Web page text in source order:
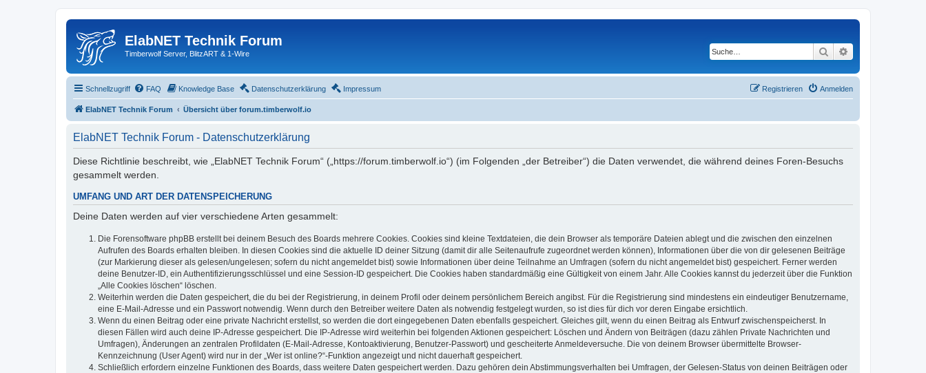
ElabNET Technik Forum
Timberwolf Server, BlitzART & 1-Wire Suche
Schnellzugriff FAQ Knowledge Base Datenschutzerklärung Impressum Anmelden
Registrieren
ElabNET Technik Forum Übersicht über forum.timberwolf.io
ElabNET Technik Forum - Datenschutzerklärung
Diese Richtlinie beschreibt, wie „ElabNET Technik Forum“ („https://forum.timberwolf.io“) (im Folgenden „der Betreiber“) die Daten verwendet, die während deines Foren-Besuchs
gesammelt werden.
UMFANG UND ART DER DATENSPEICHERUNG
Deine Daten werden auf vier verschiedene Arten gesammelt:
Die Forensoftware phpBB erstellt bei deinem Besuch des Boards mehrere Cookies. Cookies sind kleine Textdateien, die dein Browser als temporäre Dateien ablegt und die zwischen den einzelnen
Aufrufen des Boards erhalten bleiben. In diesen Cookies sind die aktuelle ID deiner Sitzung (damit dir alle Seitenaufrufe zugeordnet werden können), Informationen über die von dir gelesenen Beiträge
(zur Markierung dieser als gelesen/ungelesen; sofern du nicht angemeldet bist) sowie Informationen über deine Teilnahme an Umfragen (sofern du nicht angemeldet bist) gespeichert. Ferner werden
deine Benutzer-ID, ein Authentifizierungsschlüssel und eine Session-ID gespeichert. Die Cookies haben standardmäßig eine Gültigkeit von einem Jahr. Alle Cookies kannst du jederzeit über die Funktion
„Alle Cookies löschen“ löschen.
Weiterhin werden die Daten gespeichert, die du bei der Registrierung, in deinem Profil oder deinem persönlichem Bereich angibst. Für die Registrierung sind mindestens ein eindeutiger Benutzername,
eine E-Mail-Adresse und ein Passwort notwendig. Wenn durch den Betreiber weitere Daten als notwendig festgelegt wurden, so ist dies für dich vor deren Eingabe ersichtlich.
Wenn du einen Beitrag oder eine private Nachricht erstellst, so werden die dort eingegebenen Daten ebenfalls gespeichert. Gleiches gilt, wenn du einen Beitrag als Entwurf zwischenspeicherst. In
diesen Fällen wird auch deine IP-Adresse gespeichert. Die IP-Adresse wird weiterhin bei folgenden Aktionen gespeichert: Löschen und Ändern von Beiträgen (dazu zählen Private Nachrichten und
Umfragen), Änderungen an zentralen Profildaten (E-Mail-Adresse, Kontoaktivierung, Benutzer-Passwort) und gescheiterte Anmeldeversuche. Die von deinem Browser übermittelte Browser-
Kennzeichnung (User Agent) wird nur in der „Wer ist online?“-Funktion angezeigt und nicht dauerhaft gespeichert.
Schließlich erfordern einzelne Funktionen des Boards, dass weitere Daten gespeichert werden. Dazu gehören dein Abstimmungsverhalten bei Umfragen, der Gelesen-Status von deinen Beiträgen oder